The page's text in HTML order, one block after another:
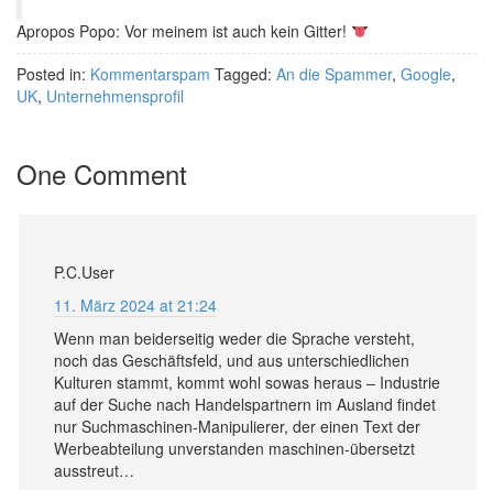
Apropos Popo: Vor meinem ist auch kein Gitter!
Posted in: Kommentarspam Tagged: An die Spammer, Google,
UK, Unternehmensprofil
One Comment
P.C.User
11. März 2024 at 21:24
Wenn man beiderseitig weder die Sprache versteht,
noch das Geschäftsfeld, und aus unterschiedlichen
Kulturen stammt, kommt wohl sowas heraus – Industrie
auf der Suche nach Handelspartnern im Ausland findet
nur Suchmaschinen-Manipulierer, der einen Text der
Werbeabteilung unverstanden maschinen-übersetzt
ausstreut…